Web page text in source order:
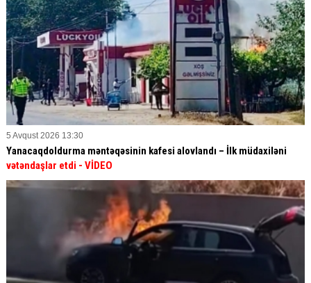
5 Avqust 2026 13:30
Yanacaqdoldurma məntəqəsinin kafesi alovlandı – İlk müdaxiləni
vətəndaşlar etdi - VİDEO